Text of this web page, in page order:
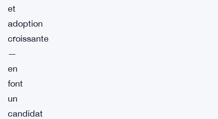
et
adoption
croissante
—
en
font
un
candidat